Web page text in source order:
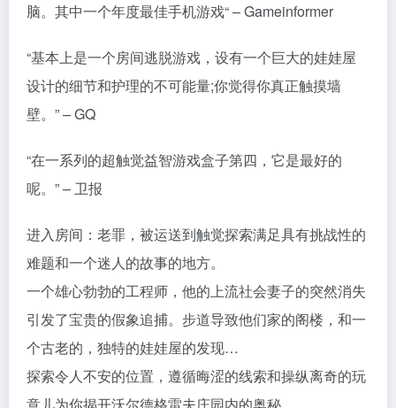
脑。其中一个年度最佳手机游戏“ – Gameinformer
“基本上是一个房间逃脱游戏，设有一个巨大的娃娃屋
设计的细节和护理的不可能量;你觉得你真正触摸墙
壁。” – GQ
“在一系列的超触觉益智游戏盒子第四，它是最好的
呢。” – 卫报
进入房间：老罪，被运送到触觉探索满足具有挑战性的
难题和一个迷人的故事的地方。
一个雄心勃勃的工程师，他的上流社会妻子的突然消失
引发了宝贵的假象追捕。步道导致他们家的阁楼，和一
个古老的，独特的娃娃屋的发现…
探索令人不安的位置，遵循晦涩的线索和操纵离奇的玩